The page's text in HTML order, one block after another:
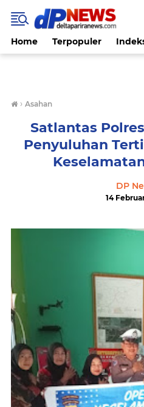
Home Terpopuler
› Asahan
Satlantas
Penyuluhan
DP
14